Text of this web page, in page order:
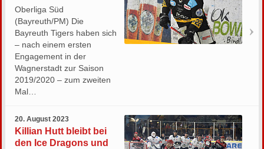
Oberliga Süd
(Bayreuth/PM) Die
Bayreuth Tigers haben sich
– nach einem ersten
Engagement in der
Wagnerstadt zur Saison
2019/2020 – zum zweiten
Mal…
20. August 2023
Killian Hutt bleibt bei
den Ice Dragons und